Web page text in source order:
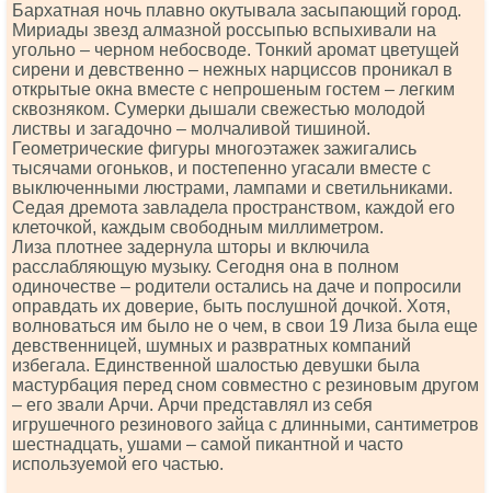
Бархатная ночь плавно окутывала засыпающий город.
Мириады звезд алмазной россыпью вспыхивали на
угольно – черном небосводе. Тонкий аромат цветущей
сирени и девственно – нежных нарциссов проникал в
открытые окна вместе с непрошеным гостем – легким
сквозняком. Сумерки дышали свежестью молодой
листвы и загадочно – молчаливой тишиной.
Геометрические фигуры многоэтажек зажигались
тысячами огоньков, и постепенно угасали вместе с
выключенными люстрами, лампами и светильниками.
Седая дремота завладела пространством, каждой его
клеточкой, каждым свободным миллиметром.
Лиза плотнее задернула шторы и включила
расслабляющую музыку. Сегодня она в полном
одиночестве – родители остались на даче и попросили
оправдать их доверие, быть послушной дочкой. Хотя,
волноваться им было не о чем, в свои 19 Лиза была еще
девственницей, шумных и развратных компаний
избегала. Единственной шалостью девушки была
мастурбация перед сном совместно с резиновым другом
– его звали Арчи. Арчи представлял из себя
игрушечного резинового зайца с длинными, сантиметров
шестнадцать, ушами – самой пикантной и часто
используемой его частью.